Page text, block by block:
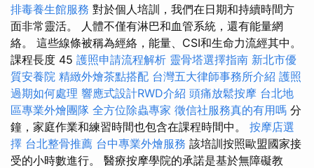
排毒養生館服務 對於個人培訓，我們在日期和持續時間方
面非常靈活。 人體不僅有淋巴和血管系統，還有能量網
絡。 這些線條被稱為經絡，能量、CSI和生命力流經其中。
課程長度 45 護照申請流程解析 靈骨塔選擇指南 新北市優
質安養院 精緻外燴茶點搭配 台灣五大律師事務所介紹 護照
過期如何處理 響應式設計RWD介紹 頭痛放鬆按摩 台北地
區專業外燴團隊 全方位除蟲專家 徵信社服務真的有用嗎 分
鐘，家庭作業和練習時間也包含在課程時間中。 按摩店選
擇 台北整骨推薦 台中專業外燴服務 該培訓按照歐盟國家接
受的小時數進行。 醫療按摩學院的承諾是基於無障礙教